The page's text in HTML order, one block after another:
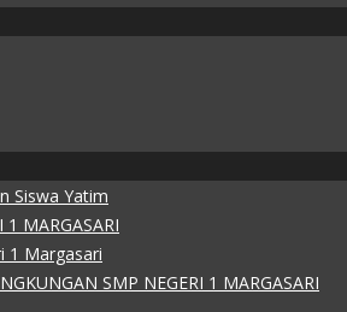
Siswa Yatim
1 MARGASARI
1 Margasari
SMP NEGERI 1 MARGASARI